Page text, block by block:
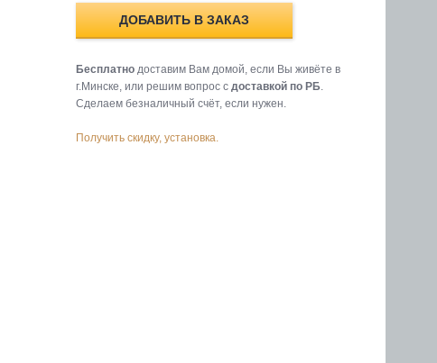
ДОБАВИТЬ В ЗАКАЗ
Бесплатнодоставим Вам домой, если Вы живёте в
г.Минске, или решим вопрос с доставкой по РБ.
Cделаем безналичный счёт, если нужен.
Получить скидку, установка.